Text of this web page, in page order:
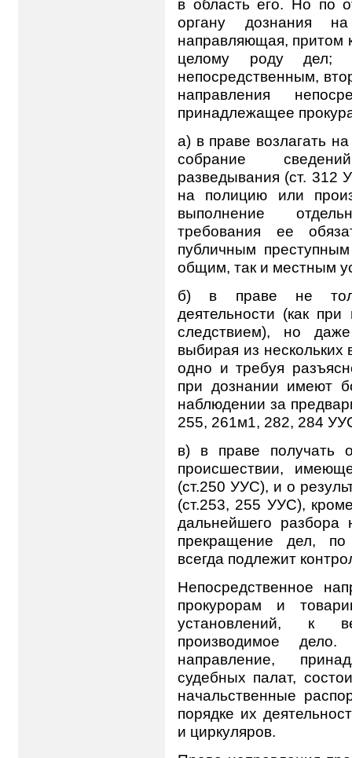
в область его. Но по
органу дознания
направляющая, притом
целому роду дел;
непосредственным,
направления
принадлежащее
а) в праве возлагать
собрание
разведывания (ст. 312
на полицию или
выполнение
требования ее
публичным
общим, так и местным
б) в праве не
деятельности (как
следствием), но
выбирая из
одно и требуя
при дознании имеют
наблюдении за
255, 261м1, 282, 284
в) в праве получать
происшествии,
(ст.250 УУС), и о
(ст.253, 255 УУС),
дальнейшего разбора
прекращение дел, по
всегда подлежит
Непосредственное
прокурорам и
установлений, к
производимое
направление,
судебных палат,
начальственные
порядке их
и циркуляров.